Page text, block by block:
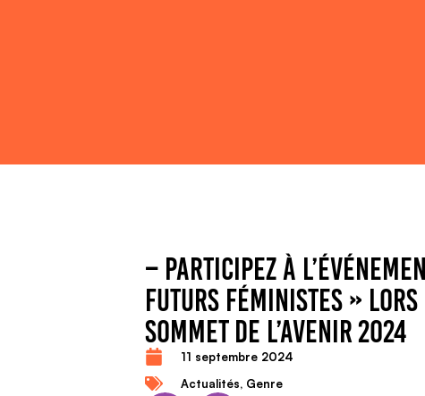
– PARTICIPEZ À
FUTURS FÉMINISTES »
SOMMET DE L’AVENIR 2024
11 septembre 2024
Actualités, Genre